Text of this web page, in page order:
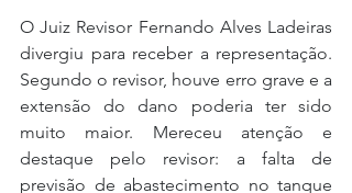
O Juiz Revisor Fernando Alves Ladeiras
divergiu para receber a representação.
Segundo o revisor, houve erro grave e a
extensão do dano poderia ter sido
muito maior. Mereceu atenção e
destaque pelo revisor: a falta de
previsão de abastecimento no tanque